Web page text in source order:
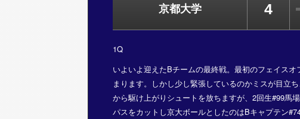
京都大学 4
1Q
いよいよ迎えたBチームの最終戦。最初のフェイス
まります。しかし少し緊張しているのかミスが目立
から駆け上がりシュートを放ちますが、2回生#99馬
パスをカットし京大ボールとしたのはBキャプテン